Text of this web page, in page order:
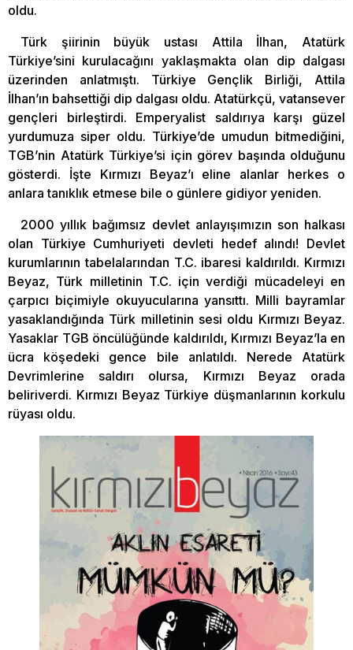
oldu.
Türk şiirinin büyük ustası Attila İlhan, Atatürk
Türkiye’sini kurulacağını yaklaşmakta olan dip dalgası
üzerinden anlatmıştı. Türkiye Gençlik Birliği, Attila
İlhan’ın bahsettiği dip dalgası oldu. Atatürkçü, vatansever
gençleri birleştirdi. Emperyalist saldırıya karşı güzel
yurdumuza siper oldu. Türkiye’de umudun bitmediğini,
TGB’nin Atatürk Türkiye’si için görev başında olduğunu
gösterdi. İşte Kırmızı Beyaz’ı eline alanlar herkes o
anlara tanıklık etmese bile o günlere gidiyor yeniden.
2000 yıllık bağımsız devlet anlayışımızın son halkası
olan Türkiye Cumhuriyeti devleti hedef alındı! Devlet
kurumlarının tabelalarından T.C. ibaresi kaldırıldı. Kırmızı
Beyaz, Türk milletinin T.C. için verdiği mücadeleyi en
çarpıcı biçimiyle okuyucularına yansıttı. Milli bayramlar
yasaklandığında Türk milletinin sesi oldu Kırmızı Beyaz.
Yasaklar TGB öncülüğünde kaldırıldı, Kırmızı Beyaz’la en
ücra köşedeki gence bile anlatıldı. Nerede Atatürk
Devrimlerine saldırı olursa, Kırmızı Beyaz orada
beliriverdi. Kırmızı Beyaz Türkiye düşmanlarının korkulu
rüyası oldu.